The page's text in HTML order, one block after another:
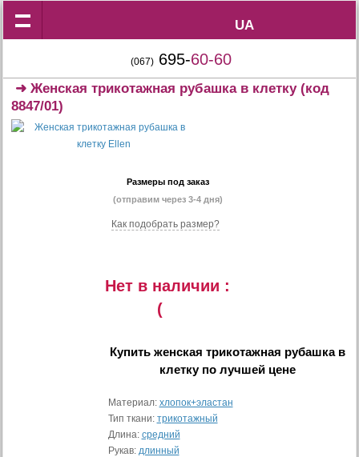
UA
UA
(067) 695-60-60
➜Женская трикотажная рубашка в клетку(код
8847/01)
Размеры под заказ
(отправим через 3-4 дня)
Как подобрать размер?
Нет в наличии :
(
Купить женская трикотажная рубашка в
клеткупо лучшей цене
Материал: хлопок+эластан
Тип ткани: трикотажный
Длина: средний
Рукав: длинный